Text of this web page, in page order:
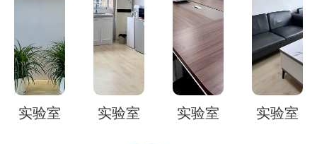
实验室 实验室 实验室 实